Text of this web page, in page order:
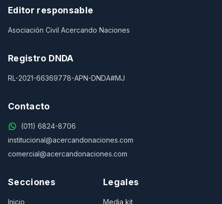
Editor responsable
Asociación Civil Acercando Naciones
Registro DNDA
RL-2021-66369778-APN-DNDA#MJ
Contacto
(011) 6824-8706
institucional@acercandonaciones.com
comercial@acercandonaciones.com
Secciones
Inicio
Legales
Media kit